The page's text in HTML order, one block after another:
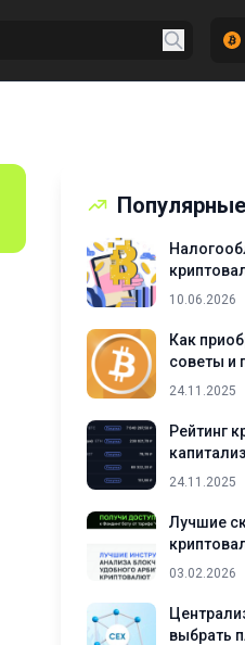
активов
10.06.2026
Как
советы и
24.11.2025
Рейтинг
24.11.2025
Лучшие
03.02.2026
выбрать